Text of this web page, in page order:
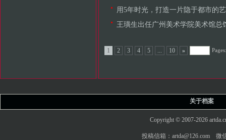
用5年时光，打造一片隐于都市的
王璜生出任广州美术学院美术馆总
1 2 3 4 5 ... 10 »
关于档案
Copyright © 2007-2026
投稿信箱：artda@126.com 微